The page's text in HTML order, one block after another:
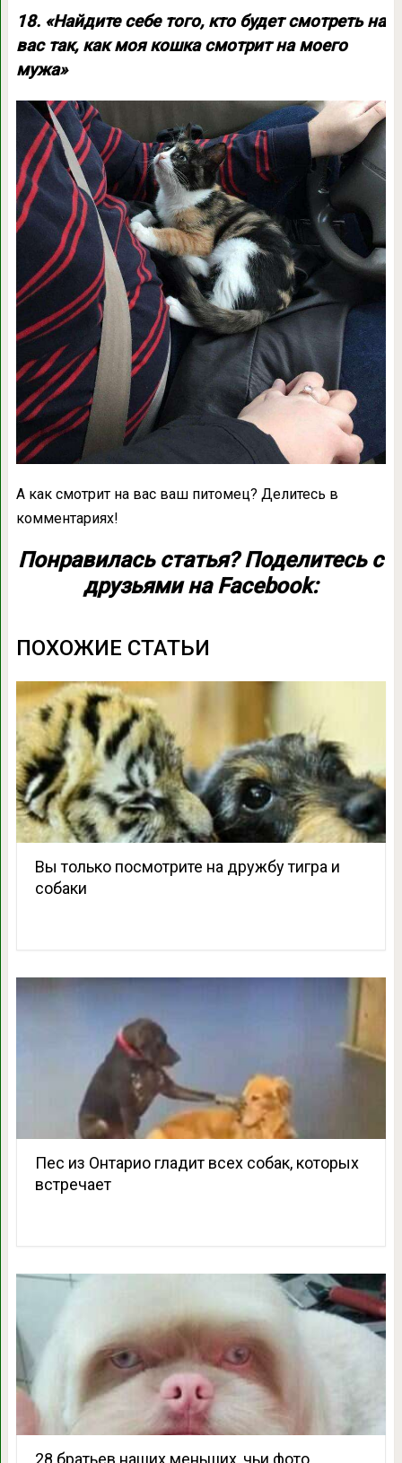
18. «Найдите себе того, кто будет смотреть на
вас так, как моя кошка смотрит на моего
мужа»
А как смотрит на вас ваш питомец? Делитесь в
комментариях!
Понравилась статья? Поделитесь с
друзьями на Facebook:
ПОХОЖИЕ СТАТЬИ
Вы только посмотрите на дружбу тигра и
собаки
Пес из Онтарио гладит всех собак, которых
встречает